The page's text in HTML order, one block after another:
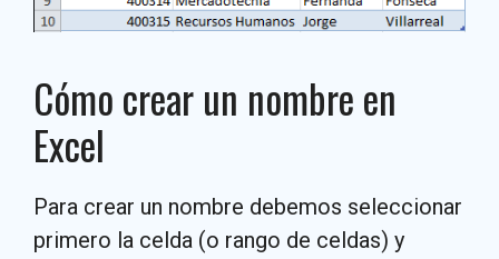
Cómo crear un nombre en
Excel
Para crear un nombre debemos seleccionar
primero la celda (o rango de celdas) y